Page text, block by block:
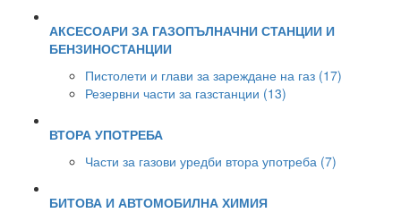
АКСЕСОАРИ ЗА ГАЗОПЪЛНАЧНИ СТАНЦИИ И
БЕНЗИНОСТАНЦИИ
Пистолети и глави за зареждане на газ (17)
Резервни части за газстанции (13)
ВТОРА УПОТРЕБА
Части за газови уредби втора употреба (7)
БИТОВА И АВТОМОБИЛНА ХИМИЯ